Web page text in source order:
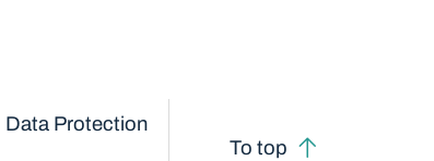
Data Protection
To top